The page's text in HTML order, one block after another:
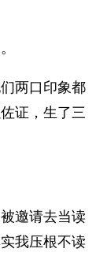
两口印象都
证，生了三
邀请去当读
我压根不读